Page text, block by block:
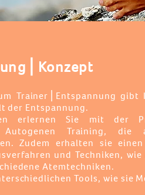
Trainer⎪Entspannung gibt
der Entspannung.
erlernen Sie mit der
Training, die
Zudem erhalten sie
und Techniken,
Atemtechniken.
Tools, wie sie